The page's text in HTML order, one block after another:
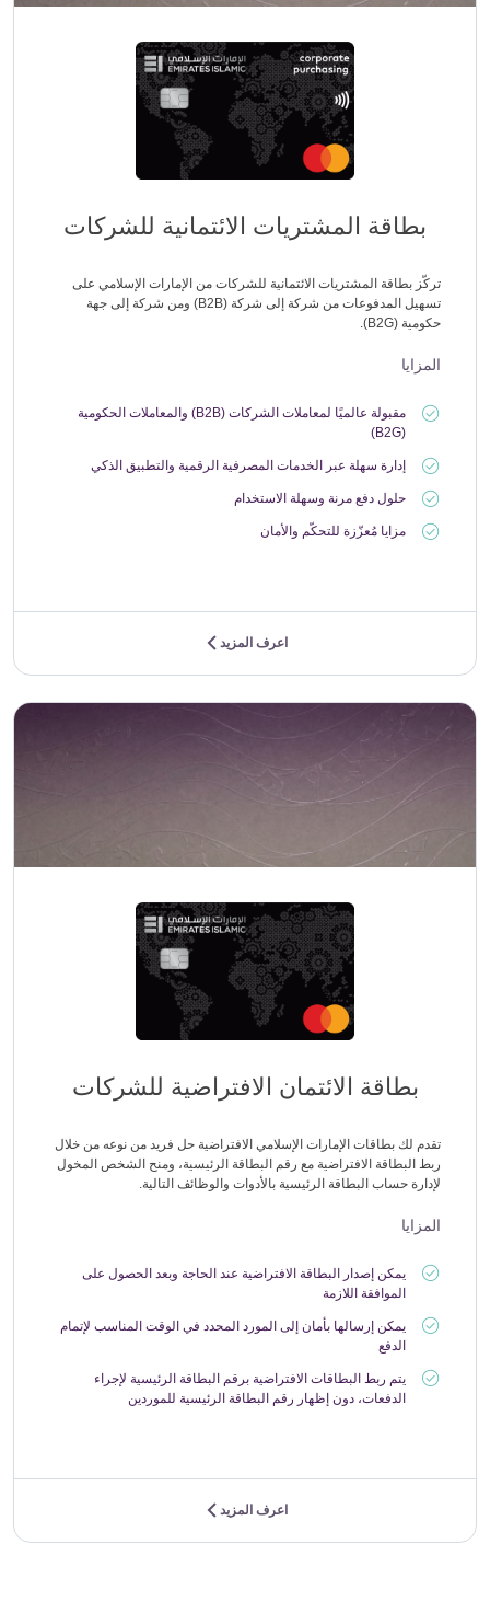
بطاقة المشتريات الائتمانية للشركات
تركّز بطاقة المشتريات الائتمانية للشركات من الإمارات الإسلامي على
تسهيل المدفوعات من شركة إلى شركة (B2B) ومن شركة إلى جهة
حكومية (B2G).
المزايا
مقبولة عالميًا لمعاملات الشركات (B2B) والمعاملات الحكومية
(B2G)
إدارة سهلة عبر الخدمات المصرفية الرقمية والتطبيق الذكي
حلول دفع مرنة وسهلة الاستخدام
مزايا مُعزّزة للتحكّم والأمان
اعرف المزيد
بطاقة الائتمان الافتراضية للشركات
تقدم لك بطاقات الإمارات الإسلامي الافتراضية حل فريد من نوعه من خلال
ربط البطاقة الافتراضية مع رقم البطاقة الرئيسية، ومنح الشخص المخول
لإدارة حساب البطاقة الرئيسية بالأدوات والوظائف التالية.
المزايا
يمكن إصدار البطاقة الافتراضية عند الحاجة وبعد الحصول على
الموافقة اللازمة
يمكن إرسالها بأمان إلى المورد المحدد في الوقت المناسب لإتمام
الدفع
يتم ربط البطاقات الافتراضية برقم البطاقة الرئيسية لإجراء
الدفعات، دون إظهار رقم البطاقة الرئيسية للموردين
اعرف المزيد